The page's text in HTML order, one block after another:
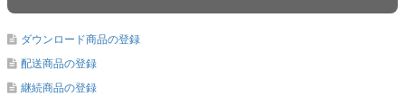
ダウンロード商品の登録
配送商品の登録
継続商品の登録